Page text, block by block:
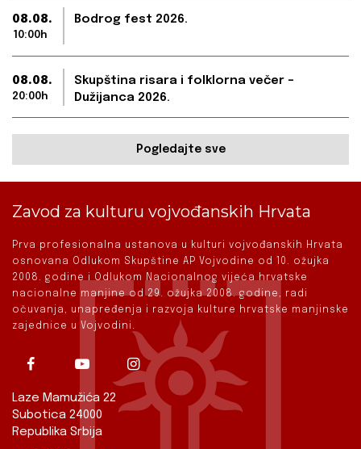
08.08.
10:00h
Bodrog fest 2026.
08.08.
20:00h
Skupština risara i folklorna večer –
Dužijanca 2026.
Pogledajte sve
Zavod za kulturu vojvođanskih Hrvata
Prva profesionalna ustanova u kulturi vojvođanskih Hrvata
osnovana Odlukom Skupštine AP Vojvodine od 10. ožujka
2008. godine i Odlukom Nacionalnog vijeća hrvatske
nacionalne manjine od 29. ožujka 2008. godine, radi
očuvanja, unapređenja i razvoja kulture hrvatske manjinske
zajednice u Vojvodini.
Laze Mamužića 22
Subotica 24000
Republika Srbija